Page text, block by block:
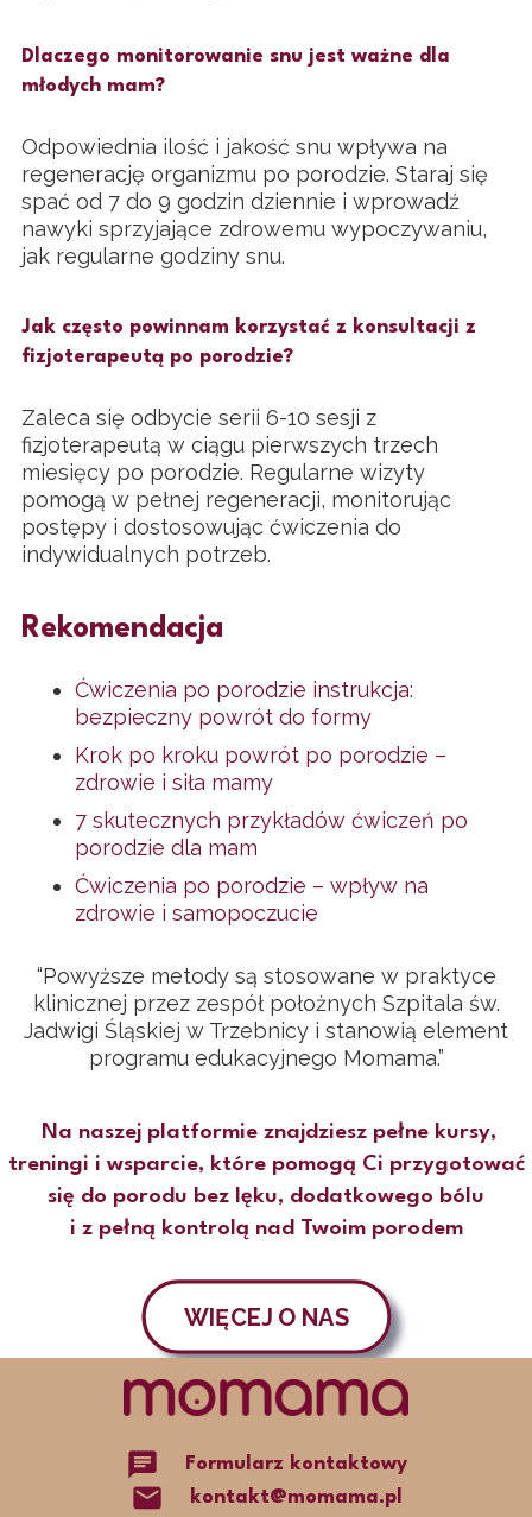
Dlaczego monitorowanie snu jest ważne dla
młodych mam?
Odpowiednia ilość i jakość snu wpływa na
regenerację organizmu po porodzie. Staraj się
spać od 7 do 9 godzin dziennie i wprowadź
nawyki sprzyjające zdrowemu wypoczywaniu,
jak regularne godziny snu.
Jak często powinnam korzystać z konsultacji z
fizjoterapeutą po porodzie?
Zaleca się odbycie serii 6-10 sesji z
fizjoterapeutą w ciągu pierwszych trzech
miesięcy po porodzie. Regularne wizyty
pomogą w pełnej regeneracji, monitorując
postępy i dostosowując ćwiczenia do
indywidualnych potrzeb.
Rekomendacja
Ćwiczenia po porodzie instrukcja:
bezpieczny powrót do formy
Krok po kroku powrót po porodzie –
zdrowie i siła mamy
7 skutecznych przykładów ćwiczeń po
porodzie dla mam
Ćwiczenia po porodzie – wpływ na
zdrowie i samopoczucie
“Powyższe metody są stosowane w praktyce
klinicznej przez zespół położnych Szpitala św.
Jadwigi Śląskiej w Trzebnicy i stanowią element
programu edukacyjnego Momama.”
Na naszej platformie znajdziesz pełne kursy,
treningi i wsparcie, które pomogą Ci przygotować
się do porodu bez lęku, dodatkowego bólu
i z pełną kontrolą nad Twoim porodem
WIĘCEJ O NAS
chat Formularz kontaktowy
mail kontakt@momama.pl